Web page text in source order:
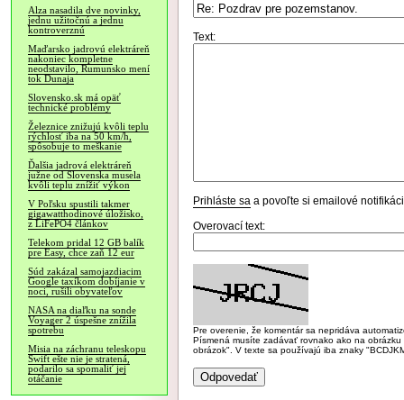
Alza nasadila dve novinky,
jednu užitočnú a jednu
kontroverznú
Maďarsko jadrovú elektráreň
nakoniec kompletne
neodstavilo, Rumunsko mení
tok Dunaja
Slovensko.sk má opäť
technické problémy
Železnice znižujú kvôli teplu
rýchlosť iba na 50 km/h,
spôsobuje to meškanie
Ďalšia jadrová elektráreň
južne od Slovenska musela
kvôli teplu znížiť výkon
V Poľsku spustili takmer
gigawatthodinové úložisko,
z LiFePO4 článkov
Telekom pridal 12 GB balík
pre Easy, chce zaň 12 eur
Súd zakázal samojazdiacim
Google taxíkom dobíjanie v
noci, rušili obyvateľov
NASA na diaľku na sonde
Voyager 2 úspešne znížila
spotrebu
Misia na záchranu teleskopu
Swift ešte nie je stratená,
podarilo sa spomaliť jej
otáčanie
Text:
Prihláste sa a povoľte si emailové
Overovací text:
Pre overenie, že komentár sa nepridáva
Písmená musíte zadávať rovnako ako na
obrázok". V texte sa používajú iba znaky